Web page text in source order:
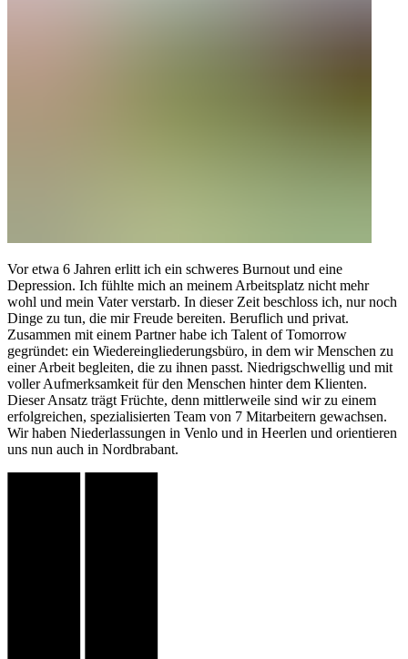
Vor etwa 6 Jahren erlitt ich ein schweres Burnout und eine
Depression. Ich fühlte mich an meinem Arbeitsplatz nicht mehr
wohl und mein Vater verstarb. In dieser Zeit beschloss ich, nur noch
Dinge zu tun, die mir Freude bereiten. Beruflich und privat.
Zusammen mit einem Partner habe ich Talent of Tomorrow
gegründet: ein Wiedereingliederungsbüro, in dem wir Menschen zu
einer Arbeit begleiten, die zu ihnen passt. Niedrigschwellig und mit
voller Aufmerksamkeit für den Menschen hinter dem Klienten.
Dieser Ansatz trägt Früchte, denn mittlerweile sind wir zu einem
erfolgreichen, spezialisierten Team von 7 Mitarbeitern gewachsen.
Wir haben Niederlassungen in Venlo und in Heerlen und orientieren
uns nun auch in Nordbrabant.